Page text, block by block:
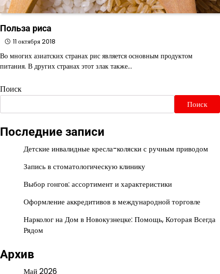
Польза риса
11 октября 2018
Во многих азиатских странах рис является основным продуктом
питания. В других странах этот злак также…
Поиск
Поиск
Последние записи
Детские инвалидные кресла-коляски с ручным приводом
Запись в стоматологическую клинику
Выбор гонгов: ассортимент и характеристики
Оформление аккредитивов в международной торговле
Нарколог на Дом в Новокузнецке: Помощь, Которая Всегда
Рядом
Архив
Май 2026